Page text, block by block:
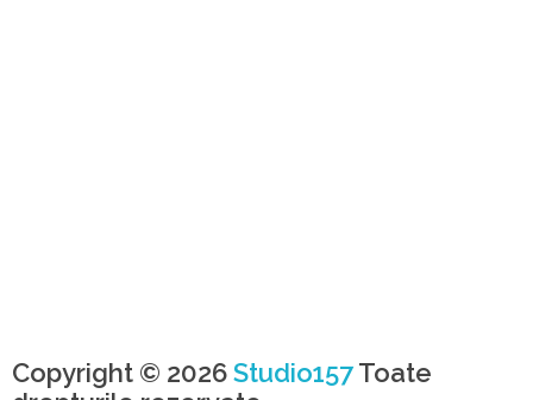
Copyright © 2026Studio157Toate